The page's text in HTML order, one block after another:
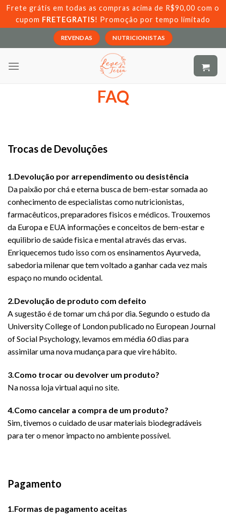
Skip
content
Frete grátis em todas as compras acima de R$90,00 com o
cupom FRETEGRATIS! Promoção por tempo limitado
REVENDAS NUTRICIONISTAS
FAQ
Trocas de Devoluções
1.Devolução por arrependimento ou desistência
Da paixão por chá e eterna busca de bem-estar somada ao
conhecimento de especialistas como nutricionistas,
farmacêuticos, preparadores fìsicos e médicos. Trouxemos
da Europa e EUA informações e conceitos de bem-estar e
equilìbrio de saúde fìsica e mental através das ervas.
Enriquecemos tudo isso com os ensinamentos Ayurveda,
sabedoria milenar que tem voltado a ganhar cada vez mais
espaço no mundo ocidental.
2.Devolução de produto com defeito
A sugestão é de tomar um chá por dia. Segundo o estudo da
University College of London publicado no European Journal
of Social Psychology, levamos em média 60 dias para
assimilar uma nova mudança para que vire hábito.
3.Como trocar ou devolver um produto?
Na nossa loja virtual aqui no site.
4.Como cancelar a compra de um produto?
Sim, tivemos o cuidado de usar materiais biodegradáveis
para ter o menor impacto no ambiente possível.
Pagamento
1.Formas de pagamento aceitas